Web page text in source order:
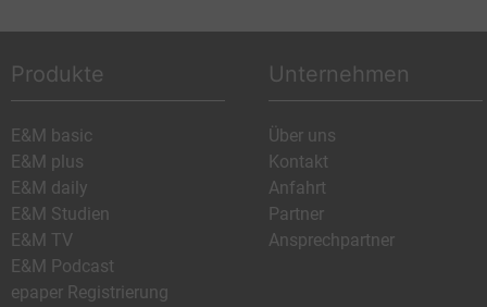
Produkte
E&M basic
E&M plus
E&M daily
E&M Studien
E&M TV
E&M Podcast
epaper Registrierung
Unternehmen
Über uns
Kontakt
Anfahrt
Partner
Ansprechpartner